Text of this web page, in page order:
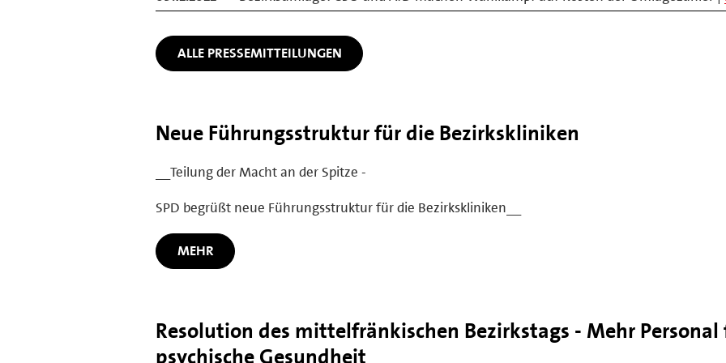
ALLE PRESSEMITTEILUNGEN
Neue Führungsstruktur für die Bezirkskliniken
__Teilung der Macht an der Spitze -
SPD begrüßt neue Führungsstruktur für die Bezirkskliniken__
MEHR
Resolution des mittelfränkischen Bezirkstags - Mehr Personal
psychische Gesundheit